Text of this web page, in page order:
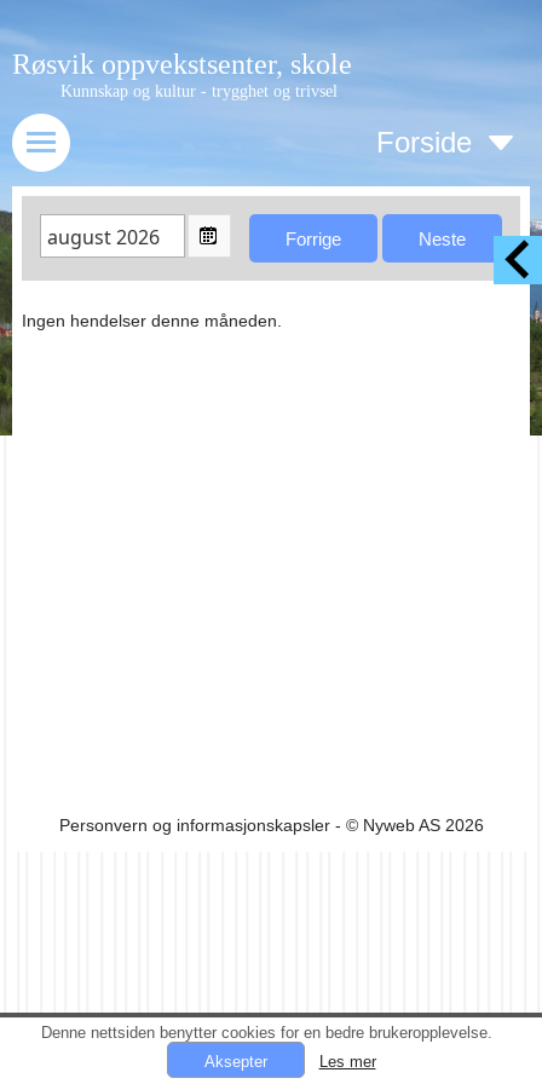
Røsvik oppvekstsenter, skole
Kunnskap og kultur - trygghet og trivsel
Forside
Ingen hendelser denne måneden.
Personvern og informasjonskapsler- © Nyweb AS 2026
Denne nettsiden benytter cookies for en bedre brukeropplevelse.
Les mer